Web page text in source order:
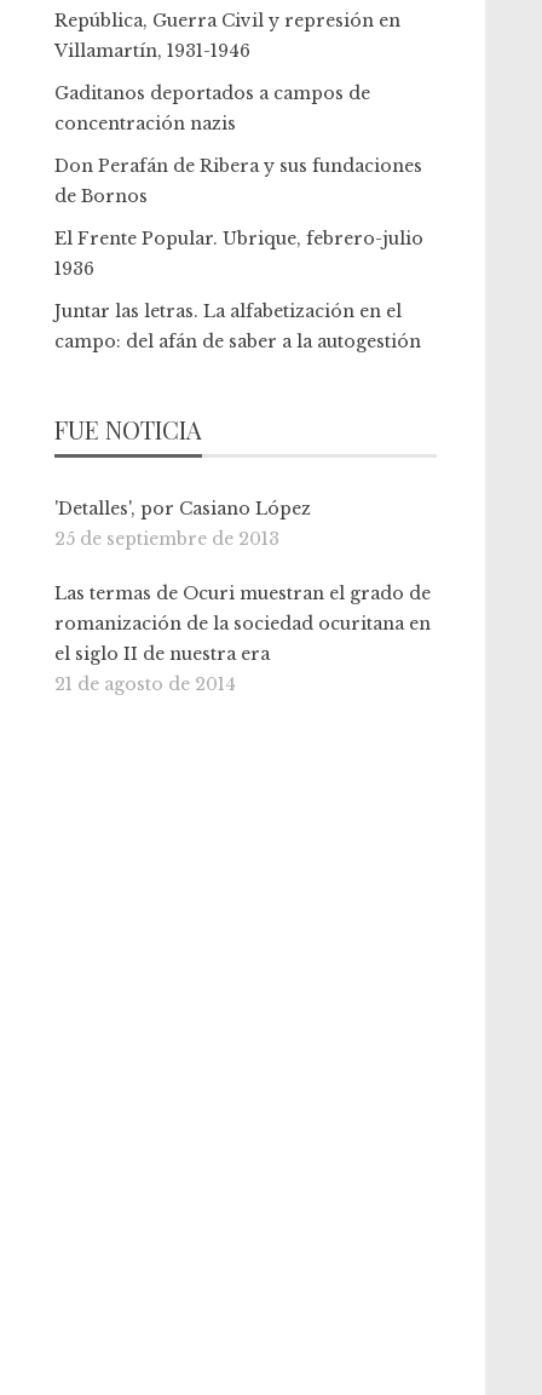
República, Guerra Civil y represión en
Villamartín, 1931-1946
Gaditanos deportados a campos de
concentración nazis
Don Perafán de Ribera y sus fundaciones
de Bornos
El Frente Popular. Ubrique, febrero-julio
1936
Juntar las letras. La alfabetización en el
campo: del afán de saber a la autogestión
FUE NOTICIA
'Detalles', por Casiano López
25 de septiembre de 2013
Las termas de Ocuri muestran el grado de
romanización de la sociedad ocuritana en
el siglo II de nuestra era
21 de agosto de 2014